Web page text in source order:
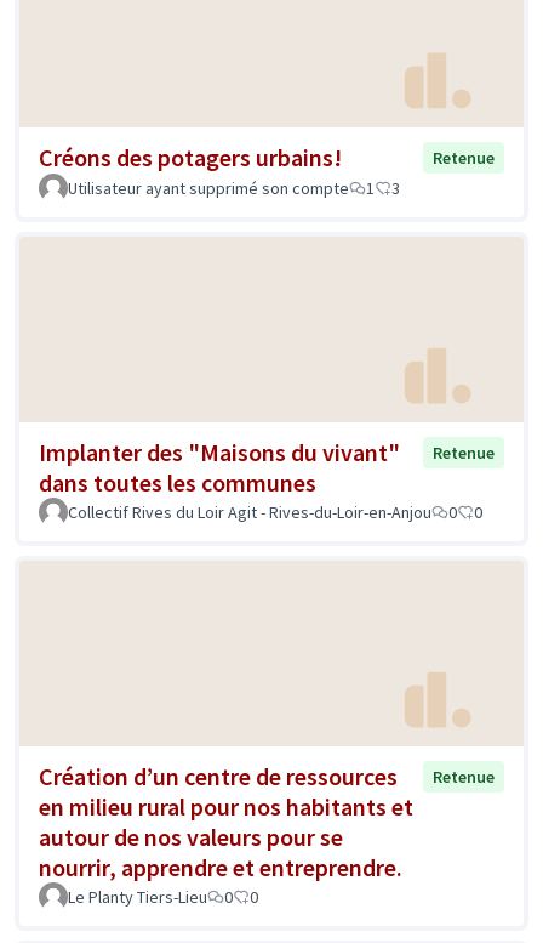
Créons des potagers urbains!
Retenue
Utilisateur ayant supprimé son compte
1 3
Implanter des "Maisons du vivant"
dans toutes les communes
Retenue
Collectif Rives du Loir Agit - Rives-du-Loir-en-Anjou 0 0
Création d’un centre de ressources
en milieu rural pour nos habitants et
autour de nos valeurs pour se
nourrir, apprendre et entreprendre.
Retenue
Le Planty Tiers-Lieu 0 0